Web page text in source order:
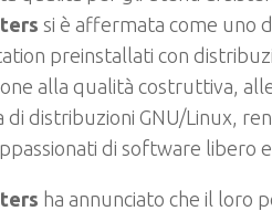
si è affermata come uno
preinstallati con
alla qualità costruttiva,
di distribuzioni GNU/Linux,
di software libero
ha annunciato che il loro